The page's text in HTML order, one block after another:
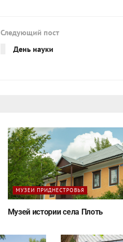
Следующий пост
День науки
МУЗЕИ ПРИДНЕСТРОВЬЯ
Музей истории села Плоть